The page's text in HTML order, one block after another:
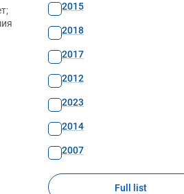
2015
2018
2017
2012
2023
2014
2007
Full list